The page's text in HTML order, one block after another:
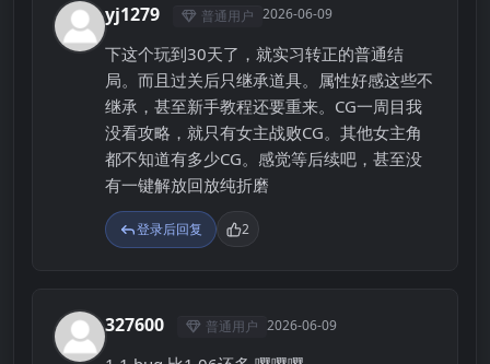
Y yj1279 普通用户 2026-06-09
下这个玩到30天了，就实习转正的普通结
局。而且过关后只继承道具。属性好感这些不
继承，甚至新手教程还要重来。CG一周目我
没看攻略，就只有女主战败CG。其他女主角
都不知道有多少CG。感觉等后续吧，甚至没
有一键解放回放纯折磨
登录后回复 2
3 327600 普通用户 2026-06-09